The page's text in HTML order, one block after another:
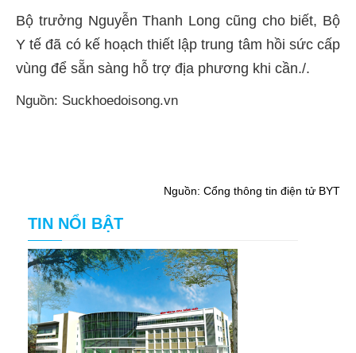
Bộ trưởng Nguyễn Thanh Long cũng cho biết, Bộ
Y tế đã có kế hoạch thiết lập trung tâm hồi sức cấp
vùng để sẵn sàng hỗ trợ địa phương khi cần./.
Nguồn: Suckhoedoisong.vn
Nguồn: Cổng thông tin điện tử BYT
TIN NỔI BẬT